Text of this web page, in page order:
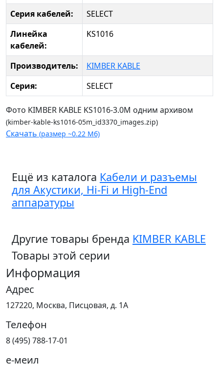
Серия кабелей:
SELECT
Линейка
кабелей:
KS1016
Производитель:
KIMBER KABLE
Серия:
SELECT
Фото KIMBER KABLE KS1016-3.0M одним архивом
(kimber-kable-ks1016-05m_id3370_images.zip)
Скачать (размер ~0.22 Мб)
Ещё из каталога Кабели и разъемы
для Акустики, Hi-Fi и High-End
аппаратуры
Другие товары бренда KIMBER KABLE
Товары этой серии
Информация
Адрес
127220, Москва, Писцовая, д. 1А
Телефон
8 (495) 788-17-01
е-меил